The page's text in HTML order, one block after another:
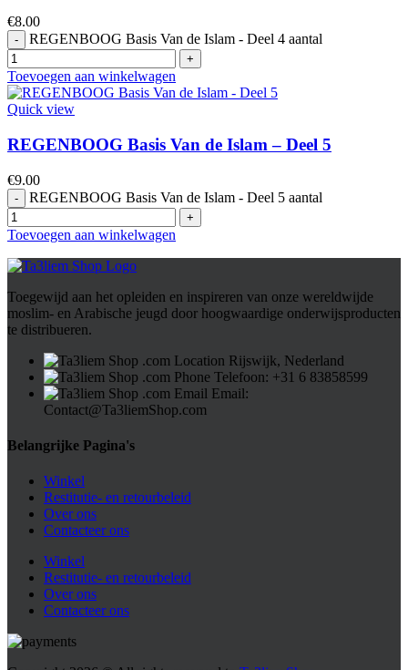
€8.00
REGENBOOG Basis Van de Islam - Deel 4 aantal
Toevoegen aan winkelwagen
Quick view
REGENBOOG Basis Van de Islam – Deel 5
€9.00
REGENBOOG Basis Van de Islam - Deel 5 aantal
Toevoegen aan winkelwagen
Toegewijd aan het opleiden en inspireren van onze wereldwijde
moslim- en Arabische jeugd door hoogwaardige onderwijsproducten
te distribueren.
Rijswijk, Nederland
Telefoon: ⁦+31 6 83858599⁩
Email:
Contact@Ta3liemShop.com
Belangrijke Pagina's
Winkel
Restitutie- en retourbeleid
Over ons
Contacteer ons
Winkel
Restitutie- en retourbeleid
Over ons
Contacteer ons